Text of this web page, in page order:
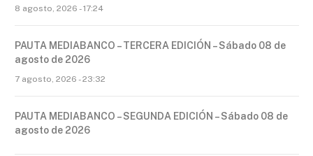
8 agosto, 2026 - 17:24
PAUTA MEDIABANCO – TERCERA EDICIÓN – Sábado 08 de
agosto de 2026
7 agosto, 2026 - 23:32
PAUTA MEDIABANCO – SEGUNDA EDICIÓN – Sábado 08 de
agosto de 2026